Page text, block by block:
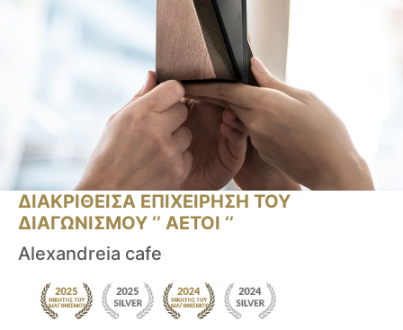
ΔΙΑΚΡΙΘΕΙΣΑ ΕΠΙΧΕΙΡΗΣΗ ΤΟΥ
ΔΙΑΓΩΝΙΣΜΟΥ ‘’ ΑΕΤΟΙ ‘’
Alexandreia cafe